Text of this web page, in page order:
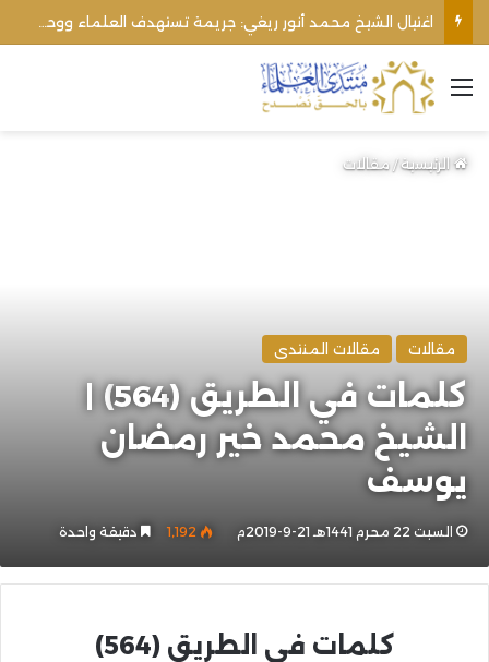
القائمة
الرئيسية/مقالات
مقالات مقالات المنتدى
كلمات في الطريق (564) |
الشيخ محمد خير رمضان
يوسف
السبت 22 محرم 1441هـ 21-9-2019م 1٬192 دقيقة واحدة
كلمات في الطريق (564)